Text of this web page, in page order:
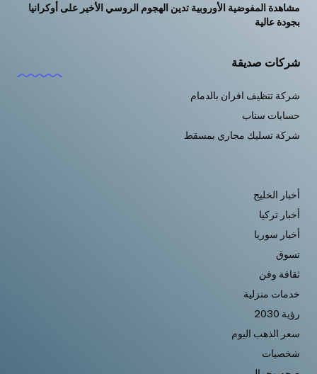
مشاهدة المفوضية الأوروبية تدين الهجوم الروسي الأخير على أوكرانيا
بجودة عالية
شركات صديقة
شركة تنظيف افران بالدمام
حسابات سناب
شركة تسليك مجاري بمسقط
أخبار الخليج
أخبار تركيا
أخبار سوريا
تسوق
ثقافة وفن
خدمات منزلية
رؤية 2030
سعر الذهب اليوم
شخصيات